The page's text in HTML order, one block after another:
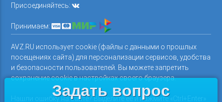
Присоединяйтесь:
Принимаем:
AVZ.RU использует cookie (файлы с данными о прошлых
посещениях сайта) для персонализации сервисов, удобства
и безопасности пользователей. Вы можете запретить
сохранение cookie в настройках своего браузера.
Нашли ошибку на сайте? Выделите ее и нажмите «Ctrl+Enter»
Задать вопрос